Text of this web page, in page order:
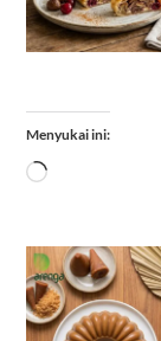
Menyukai ini:
Memuat...